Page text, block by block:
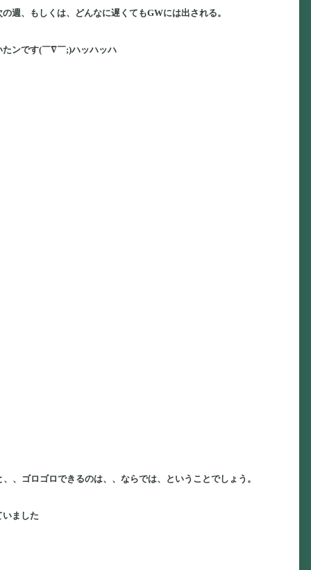
週、もしくは、どんなに遅くてもGWには出される。
ンです(￣∇￣;)ハッハッハ
、ゴロゴロできるのは、、ならでは、ということでしょう。
ました